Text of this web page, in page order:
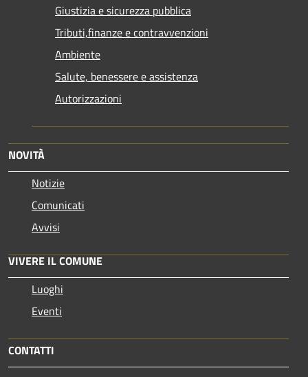
Giustizia e sicurezza pubblica
Tributi,finanze e contravvenzioni
Ambiente
Salute, benessere e assistenza
Autorizzazioni
NOVITÀ
Notizie
Comunicati
Avvisi
VIVERE IL COMUNE
Luoghi
Eventi
CONTATTI